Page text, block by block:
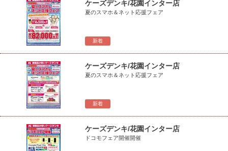
新着
ケーズデンキ/花園インター店
夏のスマホ＆ネット応援フェア
新着
ケーズデンキ/花園インター店
夏のスマホ＆ネット応援フェア
ケーズデンキ/花園インター店
ドコモフェア開催開催